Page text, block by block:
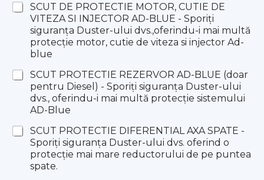
SCUT DE PROTECTIE MOTOR, CUTIE DE
VITEZA SI INJECTOR AD-BLUE - Sporiţi
siguranţa Duster-ului dvs.,oferindu-i mai multă
protecţie motor, cutie de viteza si injector Ad-
blue
SCUT PROTECTIE REZERVOR AD-BLUE (doar
pentru Diesel) - Sporiţi siguranţa Duster-ului
dvs., oferindu-i mai multă protecţie sistemului
AD-Blue
SCUT PROTECTIE DIFERENTIAL AXA SPATE -
Sporiţi siguranţa Duster-ului dvs. oferind o
protecţie mai mare reductorului de pe puntea
spate.